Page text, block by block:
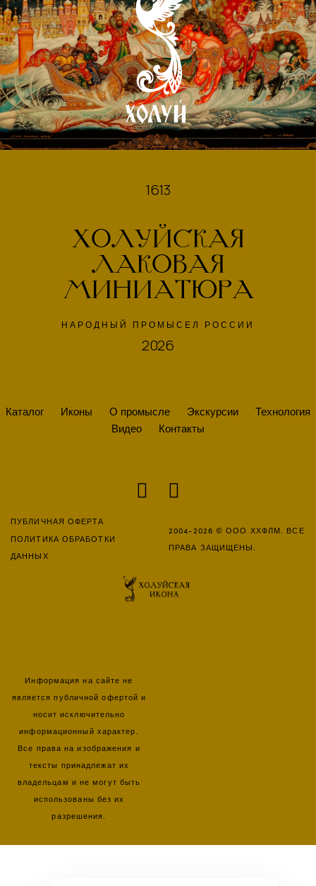
1613
ХОЛУЙСКАЯ
ЛАКОВАЯ
МИНИАТЮРА
НАРОДНЫЙ ПРОМЫСЕЛ РОССИИ
2026
Каталог Иконы О промысле Экскурсии
Технология
Видео
Контакты
ПУБЛИЧНАЯ ОФЕРТА
ПОЛИТИКА ОБРАБОТКИ
ДАННЫХ
2004-2026 © ООО ХХФЛМ. ВСЕ
ПРАВА ЗАЩИЩЕНЫ.
Информация на сайте не
является публичной офертой и
носит исключительно
информационный характер.
Все права на изображения и
тексты принадлежат их
владельцам и не могут быть
использованы без их
разрешения.